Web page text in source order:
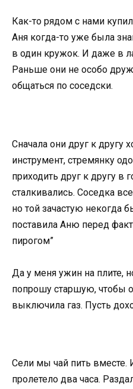
Как-то рядом с нами
Аня когда-то уже была
в один кружок. И даже в
Раньше они не особо
общаться по соседски.
Сначала они друг к другу
инструмент, стремянку
приходить друг к другу в
сталкивались. Соседка
но той зачастую некогда
поставила Аню перед
пирогом”
Да у меня ужин на плите,
попрошу старшую, чтобы
выключила газ. Пусть
Сели мы чай пить вместе.
пролетело два часа.